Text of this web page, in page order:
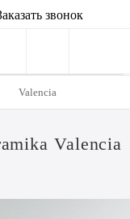
звонок
Valencia
Valencia